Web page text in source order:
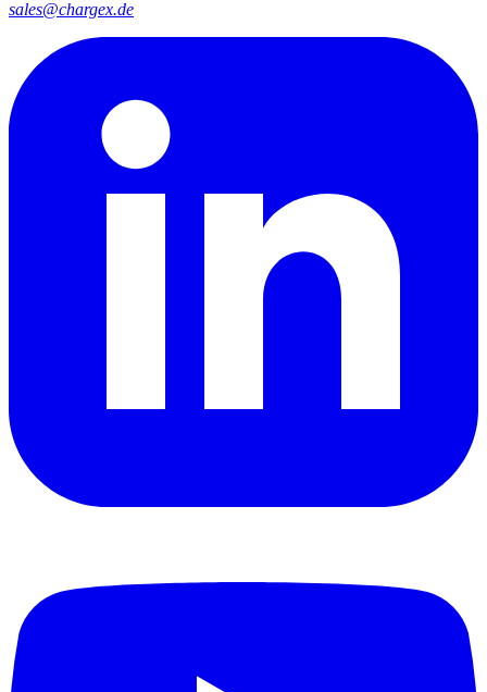
sales@chargex.de